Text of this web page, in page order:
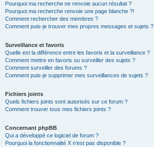
Pourquoi ma recherche ne renvoie aucun résultat ?
Pourquoi ma recherche renvoie une page blanche ?!
Comment rechercher des membres ?
Comment puis-je trouver mes propres messages et sujets ?
Surveillance et favoris
Quelle est la différence entre les favoris et la surveillance ?
Comment mettre en favoris ou surveiller des sujets ?
Comment surveiller des forums ?
Comment puis-je supprimer mes surveillances de sujets ?
Fichiers joints
Quels fichiers joints sont autorisés sur ce forum ?
Comment trouver tous mes fichiers joints ?
Concernant phpBB
Qui a développé ce logiciel de forum ?
Pourquoi la fonctionnalité X n’est pas disponible ?